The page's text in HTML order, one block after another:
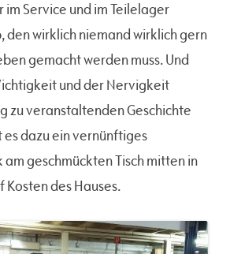
Service und im Teilelager
den wirklich niemand wirklich gern
gemacht werden muss. Und
und der Nervigkeit
zu veranstaltenden Geschichte
es dazu ein vernünftiges
geschmückten Tisch mitten in
des Hauses.